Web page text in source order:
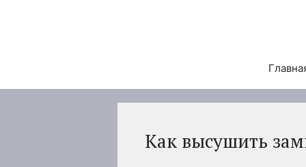
Как высушить